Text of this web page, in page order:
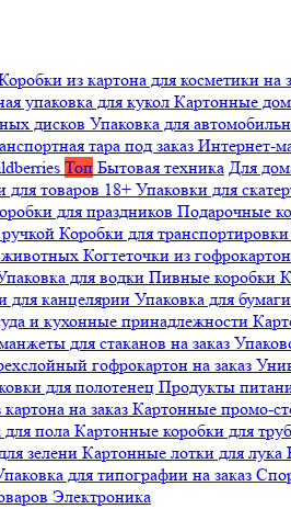
из картона для косметики на
упаковка для кукол Картонные
дисков Упаковка для
тара под заказ Интернет-
Топ Бытовая техника Для
для товаров 18+ Упаковки для
для праздников Подарочные
Коробки для транспортировки
животных Когтеточки из
для водки Пивные коробки
для канцелярии Упаковка для
и кухонные принадлежности
для стаканов на заказ
гофрокартон на заказ
для полотенец Продукты
на заказ Картонные промо-
для пола Картонные коробки для труб
зелени Картонные лотки для лука
для типографии на заказ
Электроника